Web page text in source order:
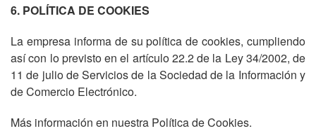
6. POLÍTICA DE COOKIES
La empresa informa de su política de cookies, cumpliendo
así con lo previsto en el artículo 22.2 de la Ley 34/2002, de
11 de julio de Servicios de la Sociedad de la Información y
de Comercio Electrónico.
Más información en nuestra Política de Cookies.